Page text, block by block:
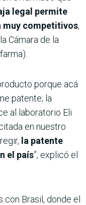
legal permite
muy competitivos,
Cámara de la
porque acá
patente; la
al laboratorio Eli
en nuestro
la patente
el país”, explicó el
con Brasil, donde el